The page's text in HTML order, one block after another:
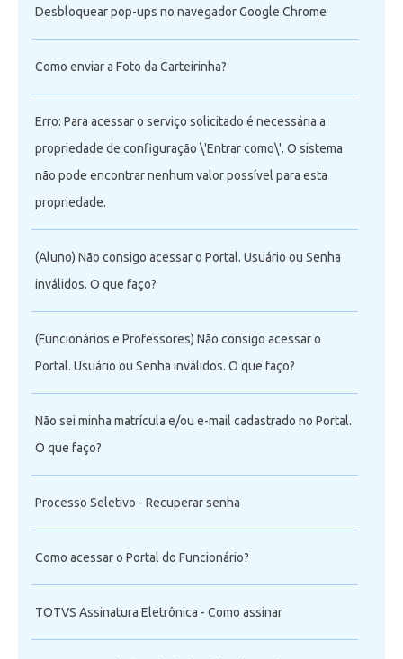
Desbloquear pop-ups no navegador Google Chrome
Como enviar a Foto da Carteirinha?
Erro: Para acessar o serviço solicitado é necessária a
propriedade de configuração \'Entrar como\'. O sistema
não pode encontrar nenhum valor possível para esta
propriedade.
(Aluno) Não consigo acessar o Portal. Usuário ou Senha
inválidos. O que faço?
(Funcionários e Professores) Não consigo acessar o
Portal. Usuário ou Senha inválidos. O que faço?
Não sei minha matrícula e/ou e-mail cadastrado no Portal.
O que faço?
Processo Seletivo - Recuperar senha
Como acessar o Portal do Funcionário?
TOTVS Assinatura Eletrônica - Como assinar